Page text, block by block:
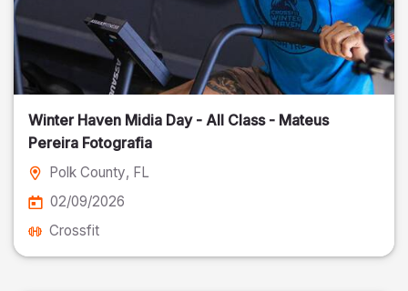
Winter Haven Midia Day - All Class - Mateus
Pereira Fotografia
Polk County, FL
02/09/2026
Crossfit